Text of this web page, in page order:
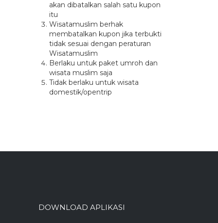
akan dibatalkan salah satu kupon
itu
Wisatamuslim berhak
membatalkan kupon jika terbukti
tidak sesuai dengan peraturan
Wisatamuslim
Berlaku untuk paket umroh dan
wisata muslim saja
Tidak berlaku untuk wisata
domestik/opentrip
DOWNLOAD APLIKASI